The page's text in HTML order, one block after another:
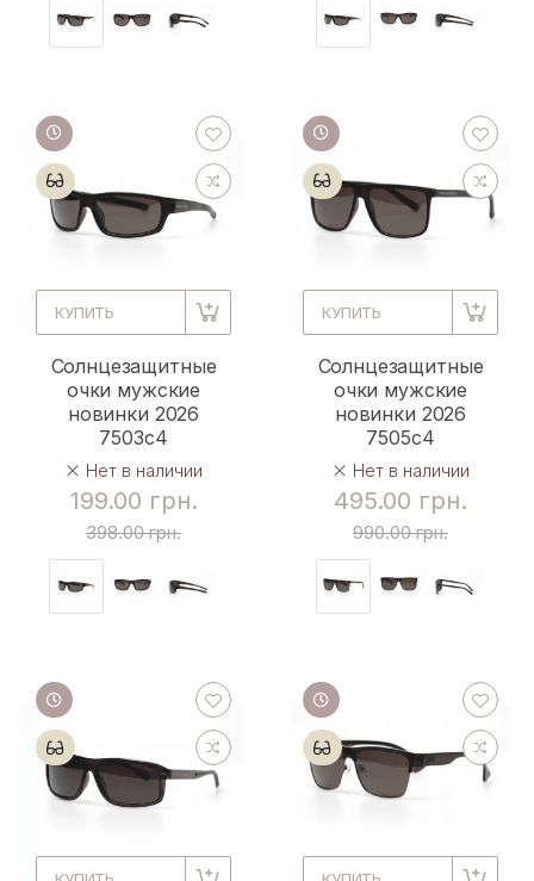
КУПИТЬ
Солнцезащитные
очки мужские
новинки 2026
7503c4
Нет в наличии
199.00 грн.
398.00 грн.
КУПИТЬ
Солнцезащитные
очки мужские
новинки 2026
7505c4
Нет в наличии
495.00 грн.
990.00 грн.